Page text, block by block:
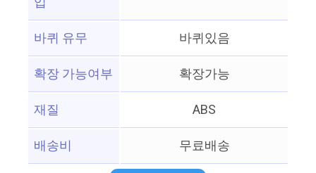
바퀴 유무
바퀴있음
확장 가능여부
확장가능
재질
ABS
배송비
무료배송